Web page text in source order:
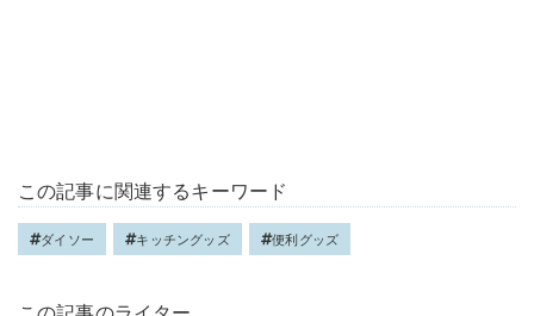
この記事に関連するキーワード
ダイソー キッチングッズ 便利グッズ